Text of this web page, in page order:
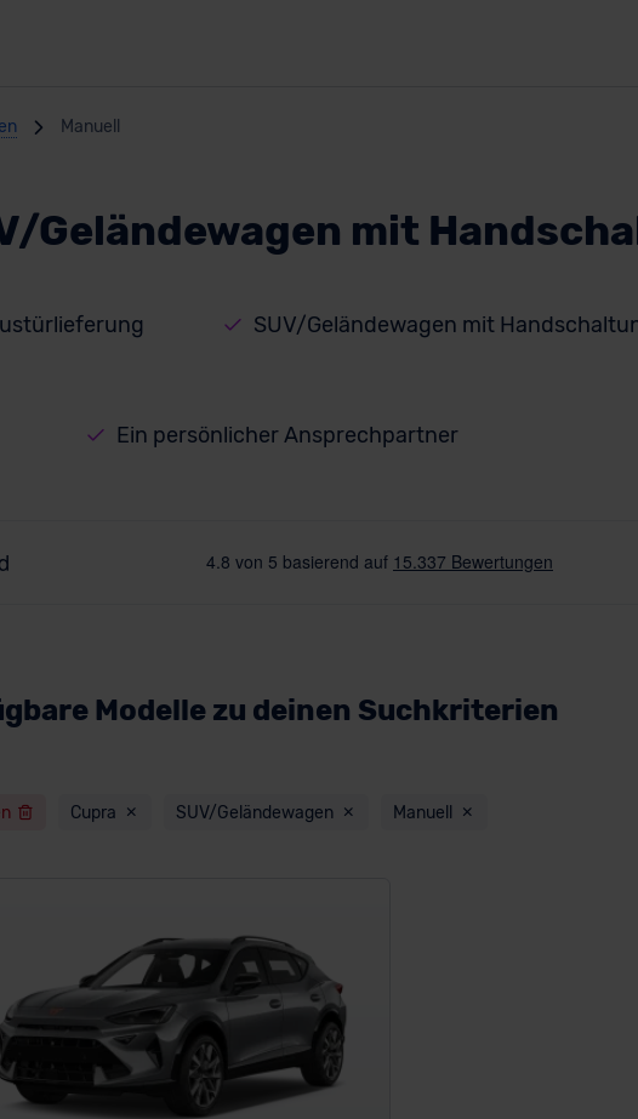
Manuell
Geländewagen mit
SUV/Geländewagen mit
Ein persönlicher Ansprechpartner
Modelle zu deinen Suchkriterien
Cupra SUV/Geländewagen Manuell